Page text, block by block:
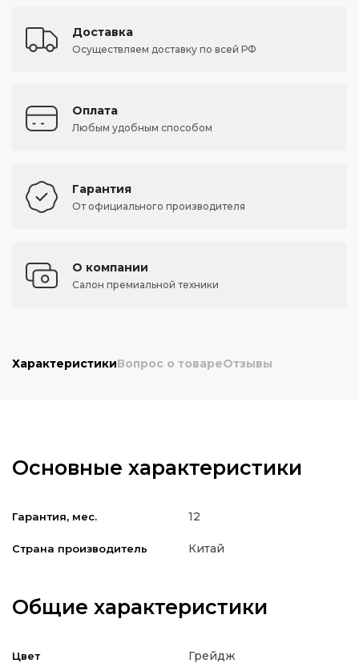
Доставка
Осуществляем доставку по всей РФ
Оплата
Любым удобным способом
Гарантия
От официального производителя
О компании
Салон премиальной техники
ХарактеристикиВопрос о товареОтзывы
Основные характеристики
Гарантия, мес. 12
Страна производитель Китай
Общие характеристики
Цвет Грейдж